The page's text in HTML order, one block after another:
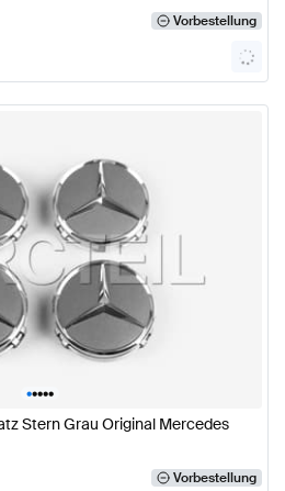
Vorbestellung
•••••
Stern Grau Original Mercedes
Vorbestellung